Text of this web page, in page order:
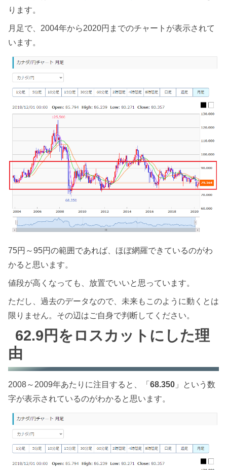
ります。
月足で、2004年から2020円までのチャートが表示されて
います。
75円～95円の範囲であれば、ほぼ網羅できているのがわ
かると思います。
値段が高くなっても、放置でいいと思っています。
ただし、過去のデータなので、未来もこのように動くとは
限りません。その辺はご自身で判断してください。
62.9円をロスカットにした理
由
2008～2009年あたりに注目すると、「 68.350 」という数
字が表示されているのがわかると思います。